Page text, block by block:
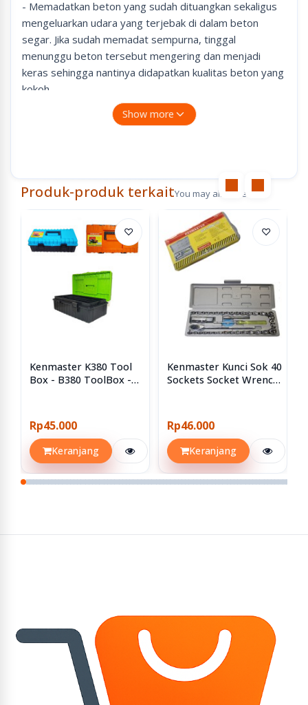
- Memadatkan beton yang sudah dituangkan sekaligus
mengeluarkan udara yang terjebak di dalam beton
segar. Jika sudah memadat sempurna, tinggal
menunggu beton tersebut mengering dan menjadi
keras sehingga nantinya didapatkan kualitas beton yang
kokoh.
- Bergaransi RESMI dari H&L.
Show more
Produk-produk terkaitYou may also like
♡
Kenmaster K380 Tool
Box - B380 ToolBox -
Rp45.000
Keranjang
♡
Kenmaster Kunci Sok 40
Sockets Socket Wrench
Rp46.000
Keranjang